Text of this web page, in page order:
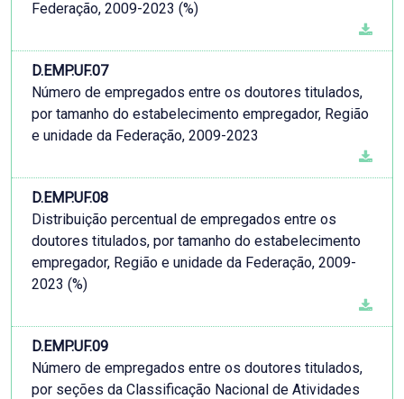
Federação, 2009-2023 (%)
D.EMP.UF.07
Número de empregados entre os doutores titulados,
por tamanho do estabelecimento empregador, Região
e unidade da Federação, 2009-2023
D.EMP.UF.08
Distribuição percentual de empregados entre os
doutores titulados, por tamanho do estabelecimento
empregador, Região e unidade da Federação, 2009-
2023 (%)
D.EMP.UF.09
Número de empregados entre os doutores titulados,
por seções da Classificação Nacional de Atividades